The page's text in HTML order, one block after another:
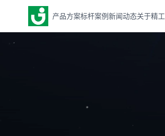
产品方案标杆案例新闻动态关于精工